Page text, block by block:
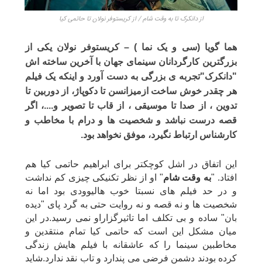
از دانکرک تا به وقت شام / از کریستوفر نولان تا حاتمی کیا
هما گویا (سی و یک نما ) – کریستوفر نولان یکی از
بزرگترین کارگردانان سینمای جهان با آخرین ساخته اش
"دانکرک"تجربه ی بزرگی به دست آورد و اینکه یک فیلم
هر چقدر خوش ساخت ازمیزانسن تا دکوپاژ، از دوربین تا
تدوین ، از صدا تا موسیقی ، از قاب تا تصویر و....، اگر
قصه درست نباشد و شخصیت ها و درام با مخاطب و
کارشناس ارتباط نگیرد، موفق نخواهد بود.
این اتفاق در اشل کوچکتر برای ابراهیم حاتمی کیا هم
افتاد. "به وقت شام" او از نظر تکنیکی چیزی کم نداشت
و در حد فیلم های نسبتا خوب هالیوودی بود اما نه
شخصیت ها و نه قصه و نه روایت حتی به گرد پای "دیده
بان" ساده و بی تکلف اما تاثیرگزاراو نمی رسید.در این
میان مشکل این است که حاتمی کیا تمام منتقدین و
مخاطبین سینما را که عاشقانه با فیلم هایش زندگی
کرده بودند دشمن فرضی می پندارد و تاب نقد ندارد.شاید